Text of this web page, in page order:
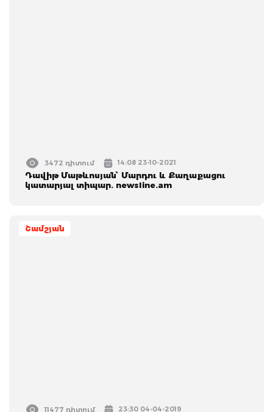
3472 դիտում 14:08 23-10-2021
Դավիթ Մաթևոսյան՝ Մարդու և Քաղաքացու
կատարյալ տիպար. newsline.am
Շամշյան
11477 դիտում 23:30 04-04-2019